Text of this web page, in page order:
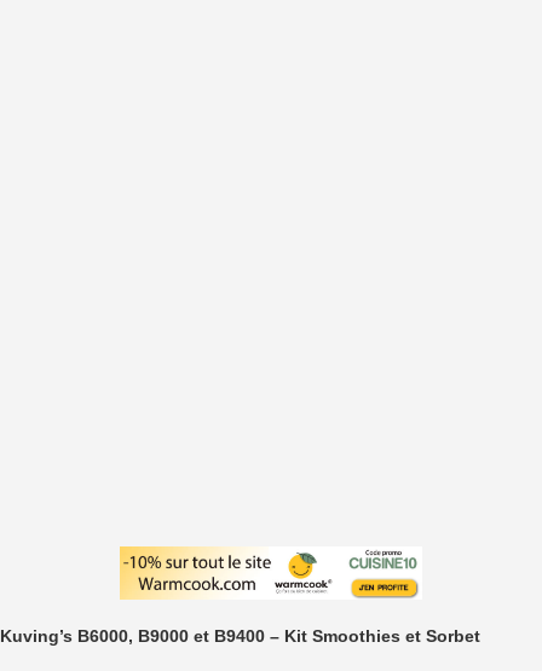
Kuving’s B6000, B9000 et B9400 – Kit Smoothies et Sorbet